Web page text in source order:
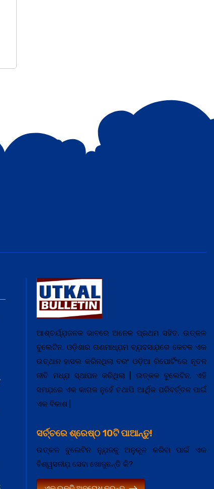
ଙ୍କ
ଆଶ୍ଚର୍ଯ୍ଯ଼ଜନକ ଭାବରେ ଅନେକ ପ୍ରଥମ ସହିତ, ଉତ୍କଳ
ବୁଲେଟିନ, ଓଡ଼ିଶାର ଗଣମାଧ୍ଯ଼ମ ବ୍ଯ଼ବସାଯ଼ରେ କେବଳ ଏକ
ଉତ୍ଥାନ ହାସଲ କରିନଥିଲା ବରଂ ଓଡ଼ିଆ ରିପୋର୍ଟିଂରେ ନୂତନ
ନୀତି ମଧ୍ଯ଼ ସ୍ଥାପନ କରିଥିଲା | ଉତ୍କଳ ବୁଲେଟିନ, ଏହି
ସମଯ଼ରେ ଏକ କାଗଜ ନୁହେଁ ତଥାପି ଆର୍ଥିକ ପରିବର୍ତ୍ତନ ପାଇଁ
ଏକ ବିକାଶ |
ସର୍ଚ୍ଚରେ ଶ୍ରେଷ୍ଠ 10ଟି ପାଆନ୍ତୁ!
ଉତ୍କଳ ବୁଲେଟିନ ନ୍ଯ଼ୁଜକୁ ଅନୁକୂଳ କରିବା ପାଇଁ ଏକ
ବିଶ୍ୱସନୀଯ଼ ସେବା ଖୋଜୁଛନ୍ତି କି?